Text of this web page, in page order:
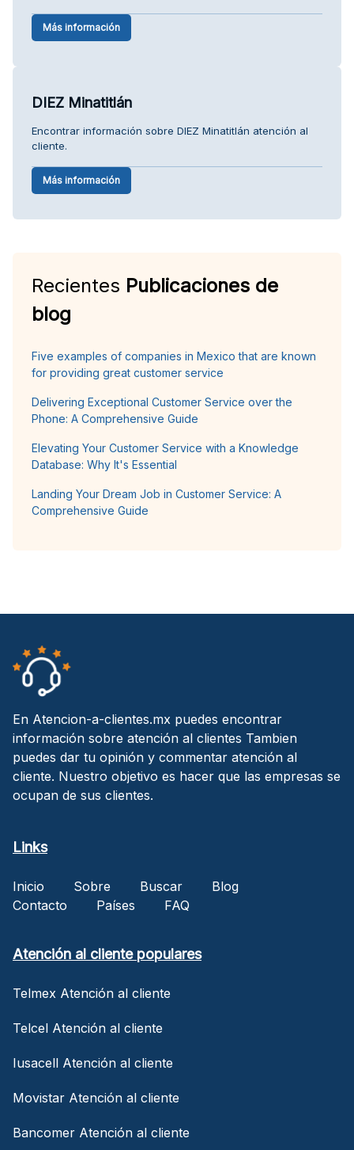
Más información
DIEZ Minatitlán
Encontrar información sobre DIEZ Minatitlán atención al
cliente.
Más información
Recientes Publicaciones de
blog
Five examples of companies in Mexico that are known
for providing great customer service
Delivering Exceptional Customer Service over the
Phone: A Comprehensive Guide
Elevating Your Customer Service with a Knowledge
Database: Why It's Essential
Landing Your Dream Job in Customer Service: A
Comprehensive Guide
En Atencion-a-clientes.mx puedes encontrar
información sobre atención al clientes Tambien
puedes dar tu opinión y commentar atención al
cliente. Nuestro objetivo es hacer que las empresas se
ocupan de sus clientes.
Links
Inicio Sobre Buscar
Blog
Contacto
Países FAQ
Atención al cliente populares
Telmex Atención al cliente
Telcel Atención al cliente
Iusacell Atención al cliente
Movistar Atención al cliente
Bancomer Atención al cliente